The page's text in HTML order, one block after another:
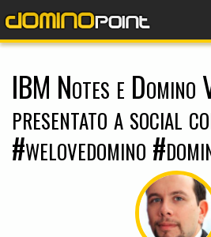
IBM Notes e Domino
presentato a social
#welovedomino